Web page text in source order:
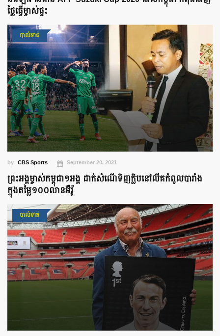
ថ្លៃធ្វើម្ចាស់ផ្ទះ
បាល់ទាត់
by CBS Sports September 20, 2021
ព្រះអង្គម្ចាស់កម្ពុជា១អង្គ ដាក់សំណើទិញក្លិបនៅលីគកំពូលបារាំង
ក្នុងតម្លៃ១០០លានអឺរ៉ូ
បាល់ទាត់